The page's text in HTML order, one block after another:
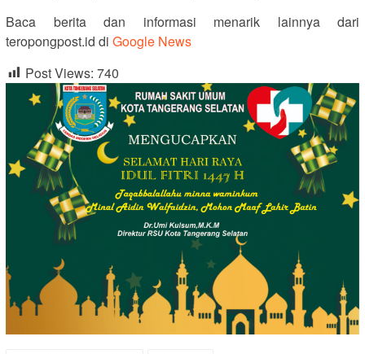
Baca berita dan informasi menarik lainnya dari
teropongpost.id di Google News
Post Views: 740